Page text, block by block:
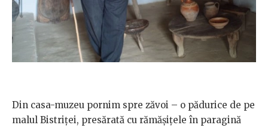
Din casa-muzeu pornim spre zăvoi – o pădurice de pe
malul Bistriței, presărată cu rămășițele în paragină